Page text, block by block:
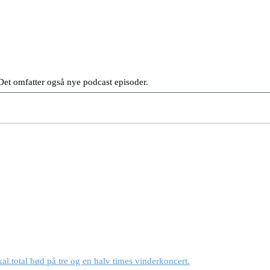
omfatter også nye podcast episoder.